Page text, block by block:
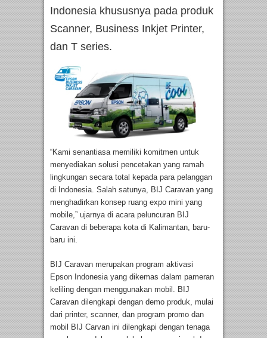
Indonesia khususnya pada produk
Scanner, Business Inkjet Printer,
dan T series.
“Kami senantiasa memiliki komitmen untuk
menyediakan solusi pencetakan yang ramah
lingkungan secara total kepada para pelanggan
di Indonesia. Salah satunya, BIJ Caravan yang
menghadirkan konsep ruang expo mini yang
mobile,” ujarnya di acara peluncuran BIJ
Caravan di beberapa kota di Kalimantan, baru-
baru ini.
BIJ Caravan merupakan program aktivasi
Epson Indonesia yang dikemas dalam pameran
keliling dengan menggunakan mobil. BIJ
Caravan dilengkapi dengan demo produk, mulai
dari printer, scanner, dan program promo dan
mobil BIJ Carvan ini dilengkapi dengan tenaga